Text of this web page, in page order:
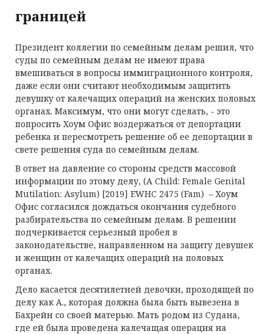
границей
Президент коллегии по семейным делам решил, что
суды по семейным делам не имеют права
вмешиваться в вопросы иммиграционного контроля,
даже если они считают необходимым защитить
девушку от калечащих операций на женских половых
органах. Максимум, что они могут сделать, - это
попросить Хоум Офис воздержаться от депортации
ребенка и пересмотреть решение об ее депортации в
свете решения суда по семейным делам.
В ответ на давление со стороны средств массовой
информации по этому делу, (A Child: Female Genital
Mutilation: Asylum) [2019] EWHC 2475 (Fam) – Хоум
Офис согласился дождаться окончания судебного
разбирательства по семейным делам. В решении
подчеркивается серьезный пробел в
законодательстве, направленном на защиту девушек
и женщин от калечащих операций на половых
органах.
Дело касается десятилетней девочки, проходящей по
делу как А., которая должна была быть вывезена в
Бахрейн со своей матерью. Мать родом из Судана,
где ей была проведена калечащая операция на